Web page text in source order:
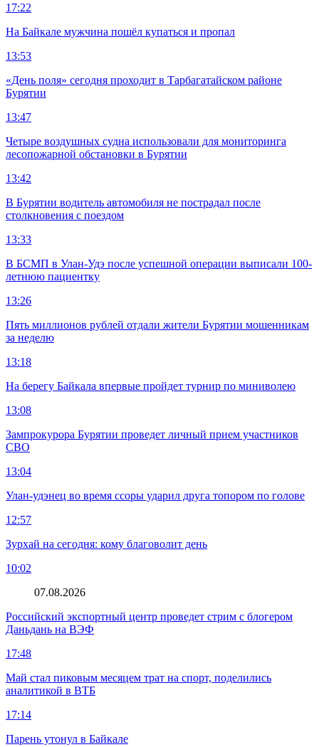
17:22
На Байкале мужчина пошёл купаться и пропал
13:53
«День поля» сегодня проходит в Тарбагатайском районе
Бурятии
13:47
Четыре воздушных судна использовали для мониторинга
лесопожарной обстановки в Бурятии
13:42
В Бурятии водитель автомобиля не пострадал после
столкновения с поездом
13:33
В БСМП в Улан-Удэ после успешной операции выписали 100-
летнюю пациентку
13:26
Пять миллионов рублей отдали жители Бурятии мошенникам
за неделю
13:18
На берегу Байкала впервые пройдет турнир по миниволею
13:08
Зампрокурора Бурятии проведет личный прием участников
СВО
13:04
Улан-удэнец во время ссоры ударил друга топором по голове
12:57
Зурхай на сегодня: кому благоволит день
10:02
07.08.2026
Российский экспортный центр проведет стрим с блогером
Даньдань на ВЭФ
17:48
Май стал пиковым месяцем трат на спорт, поделились
аналитикой в ВТБ
17:14
Парень утонул в Байкале